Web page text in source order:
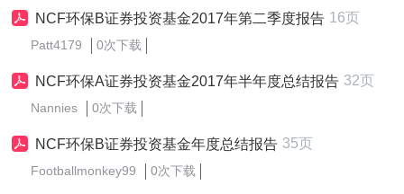
NCF环保B证券投资基金2017年第二季度报告 16页
Patt4179 0次下载
NCF环保A证券投资基金2017年半年度总结报告 32页
Nannies 0次下载
NCF环保B证券投资基金年度总结报告 35页
Footballmonkey99 0次下载